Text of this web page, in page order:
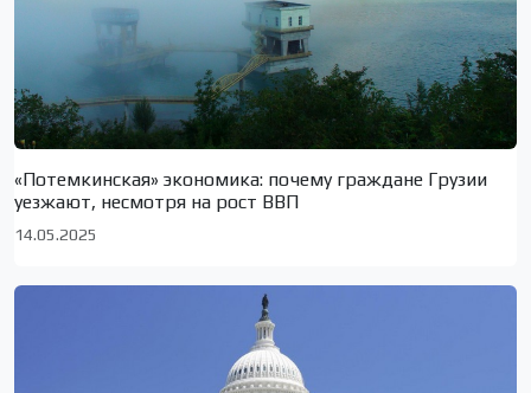
«Потемкинская» экономика: почему граждане Грузии
уезжают, несмотря на рост ВВП
14.05.2025